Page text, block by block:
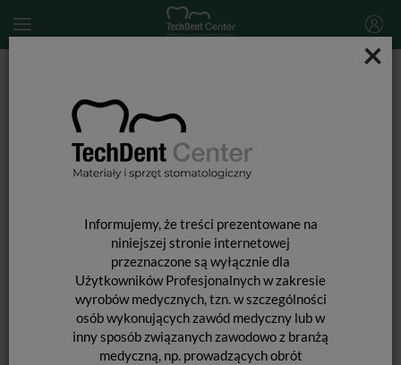
×
Informujemy, że treści prezentowane na
niniejszej stronie internetowej
przeznaczone są wyłącznie dla
Użytkowników Profesjonalnych w zakresie
wyrobów medycznych, tzn. w szczególności
osób wykonujących zawód medyczny lub w
inny sposób związanych zawodowo z branżą
medyczną, np. prowadzących obrót
Wiertła diamentowe na turbinę
805.314.009-018
Wiertła na turbinę.